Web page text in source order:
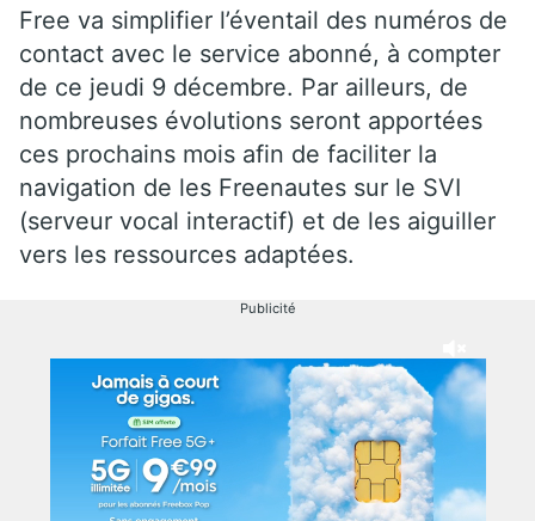
Free va simplifier l’éventail des numéros de
contact avec le service abonné, à compter
de ce jeudi 9 décembre. Par ailleurs, de
nombreuses évolutions seront apportées
ces prochains mois afin de faciliter la
navigation de les Freenautes sur le SVI
(serveur vocal interactif) et de les aiguiller
vers les ressources adaptées.
Publicité